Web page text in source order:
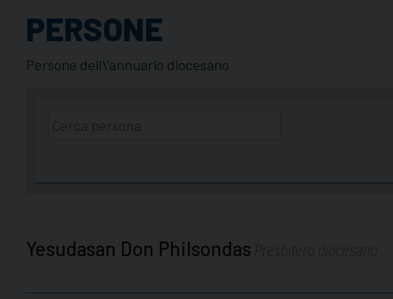
PERSONE
Persone dell\’annuario diocesano
Yesudasan Don Philsondas